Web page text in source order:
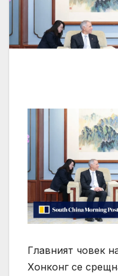
Главният човек
Хонконг се